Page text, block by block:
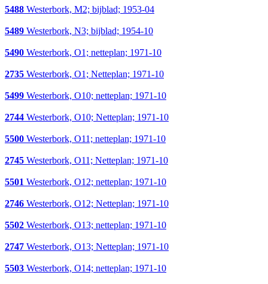
5488 Westerbork, M2; bijblad; 1953-04
5489 Westerbork, N3; bijblad; 1954-10
5490 Westerbork, O1; netteplan; 1971-10
2735 Westerbork, O1; Netteplan; 1971-10
5499 Westerbork, O10; netteplan; 1971-10
2744 Westerbork, O10; Netteplan; 1971-10
5500 Westerbork, O11; netteplan; 1971-10
2745 Westerbork, O11; Netteplan; 1971-10
5501 Westerbork, O12; netteplan; 1971-10
2746 Westerbork, O12; Netteplan; 1971-10
5502 Westerbork, O13; netteplan; 1971-10
2747 Westerbork, O13; Netteplan; 1971-10
5503 Westerbork, O14; netteplan; 1971-10